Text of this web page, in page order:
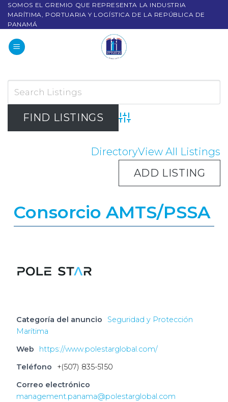
SOMOS EL GREMIO QUE REPRESENTA LA INDUSTRIA
MARÍTIMA, PORTUARIA Y LOGÍSTICA DE LA REPÚBLICA DE
PANAMÁ
Advanced Search
DirectoryView All Listings
ADD LISTING
Consorcio AMTS/PSSA
Categoría del anuncio
Seguridad y Protección
Marítima
Web
https://www.polestarglobal.com/
Teléfono
+(507) 835-5150
Correo electrónico
management.panama@polestarglobal.com